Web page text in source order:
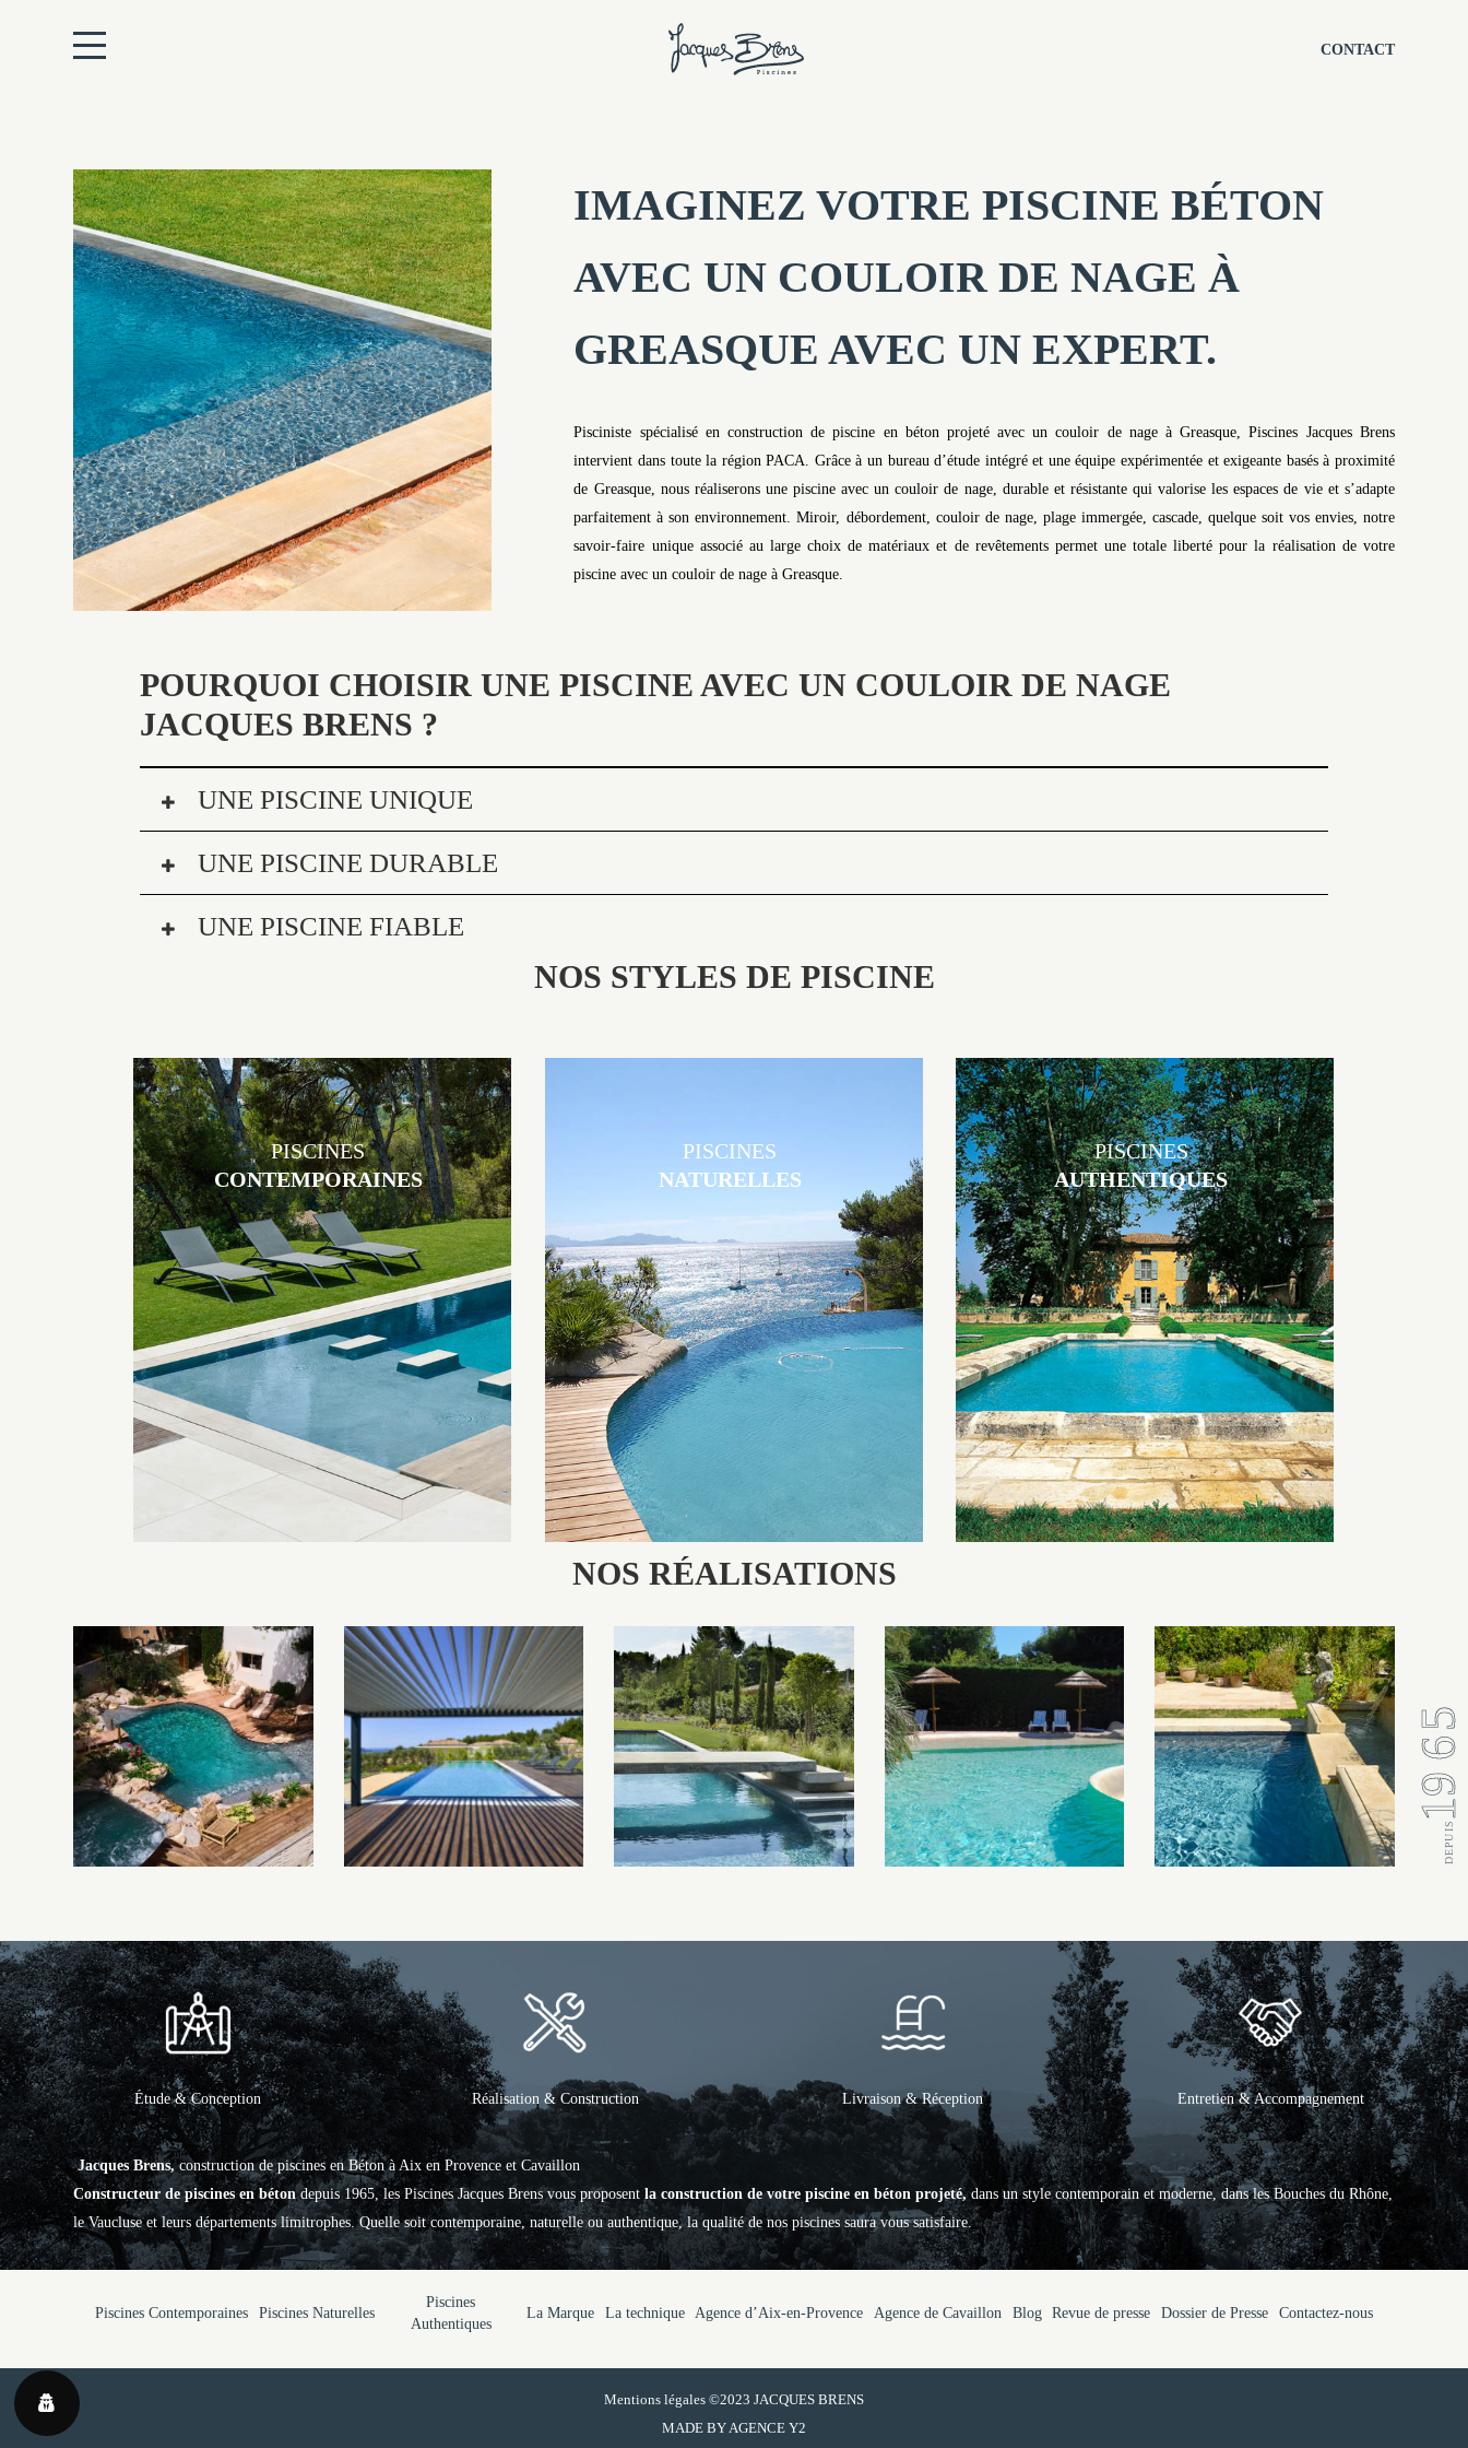
CONTACT
IMAGINEZ VOTRE PISCINE BÉTON
AVEC UN COULOIR DE NAGE À
GREASQUE AVEC UN EXPERT.
Pisciniste spécialisé en construction de piscine en béton projeté avec un couloir de nage à Greasque, Piscines Jacques Brens
intervient dans toute la région PACA. Grâce à un bureau d’étude intégré et une équipe expérimentée et exigeante basés à proximité
de Greasque, nous réaliserons une piscine avec un couloir de nage, durable et résistante qui valorise les espaces de vie et s’adapte
parfaitement à son environnement. Miroir, débordement, couloir de nage, plage immergée, cascade, quelque soit vos envies, notre
savoir-faire unique associé au large choix de matériaux et de revêtements permet une totale liberté pour la réalisation de votre
piscine avec un couloir de nage à Greasque.
POURQUOI CHOISIR UNE PISCINE AVEC UN COULOIR DE NAGE
JACQUES BRENS ?
UNE PISCINE UNIQUE
UNE PISCINE DURABLE
UNE PISCINE FIABLE
NOS STYLES DE PISCINE
Les piscines en béton contemporaines Jacques Brens sont uniques
grâce au large choix de matériaux et de revêtements et les
nombreuses options disponibles, miroir, couloir de nage, plage
immergée, débordement.
PISCINES
CONTEMPORAINES
Les piscines en béton naturelles Jacques Brens sont originales, elles
s’intègrent parfaitement à leur environnement grâce à un jeu de
volume et de matière sur-mesure conçu par notre bureau d’étude
spécialisé.
PISCINES
NATURELLES
Les piscines en béton authentiques Jacques Brens se démarquent par
la noblesse des matériaux
utilisés pour garder un aspect ancien, retrouver une patine naturelle
ou créer un ornement de pierres de taille.
PISCINES
AUTHENTIQUES
NOS RÉALISATIONS
Étude & Conception Réalisation & Construction Livraison & Réception Entretien & Accompagnement
Jacques Brens,construction de piscines en Béton à Aix en Provence et Cavaillon
Constructeur de piscines en bétondepuis 1965, les Piscines Jacques Brens vous proposentla construction de votre piscine en béton projeté,dans un style contemporain et moderne, dans les Bouches du Rhône,
le Vaucluse et leurs départements limitrophes. Quelle soit contemporaine, naturelle ou authentique, la qualité de nos piscines saura vous satisfaire.
Piscines Contemporaines Piscines Naturelles
Piscines
Authentiques
La Marque La technique Agence d’Aix-en-Provence Agence de Cavaillon Blog Revue de presse Dossier de Presse Contactez-nous
Mentions légales ©2023 JACQUES BRENS
MADE BY AGENCE Y2